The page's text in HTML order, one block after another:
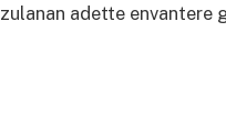
adette envantere